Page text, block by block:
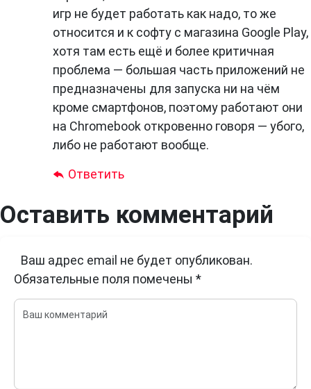
игр не будет работать как надо, то же
относится и к софту с магазина Google Play,
хотя там есть ещё и более критичная
проблема — большая часть приложений не
предназначены для запуска ни на чём
кроме смартфонов, поэтому работают они
на Chromebook откровенно говоря — убого,
либо не работают вообще.
Ответить
Оставить комментарий
Ваш адрес email не будет опубликован.
Обязательные поля помечены *